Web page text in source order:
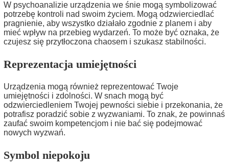
W psychoanalizie urządzenia we śnie mogą symbolizować
potrzebę kontroli nad swoim życiem. Mogą odzwierciedlać
pragnienie, aby wszystko działało zgodnie z planem i aby
mieć wpływ na przebieg wydarzeń. To może być oznaka, że
czujesz się przytłoczona chaosem i szukasz stabilności.
Reprezentacja umiejętności
Urządzenia mogą również reprezentować Twoje
umiejętności i zdolności. W snach mogą być
odzwierciedleniem Twojej pewności siebie i przekonania, że
potrafisz poradzić sobie z wyzwaniami. To znak, że powinnaś
zaufać swoim kompetencjom i nie bać się podejmować
nowych wyzwań.
Symbol niepokoju